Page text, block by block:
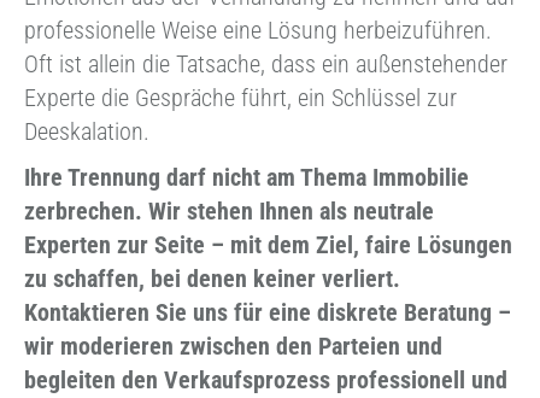
professionelle Weise eine Lösung herbeizuführen.
Oft ist allein die Tatsache, dass ein außenstehender
Experte die Gespräche führt, ein Schlüssel zur
Deeskalation.
Ihre Trennung darf nicht am Thema Immobilie
zerbrechen. Wir stehen Ihnen als neutrale
Experten zur Seite – mit dem Ziel, faire Lösungen
zu schaffen, bei denen keiner verliert.
Kontaktieren Sie uns für eine diskrete Beratung –
wir moderieren zwischen den Parteien und
begleiten den Verkaufsprozess professionell und